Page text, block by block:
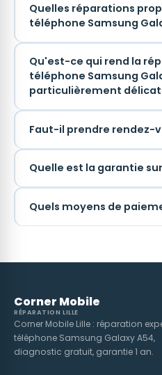
Quelles réparations
téléphone Samsung
Qu'est-ce qui rend la
téléphone Samsung
particulièrement
Faut-il prendre rendez-
Quelle est la garantie
Quels moyens de
Corner Mobile
RÉPARATION LILLE
Corner Mobile Lille : réparation
téléphone Samsung Galaxy A54,
diagnostic gratuit, garantie 1 an.